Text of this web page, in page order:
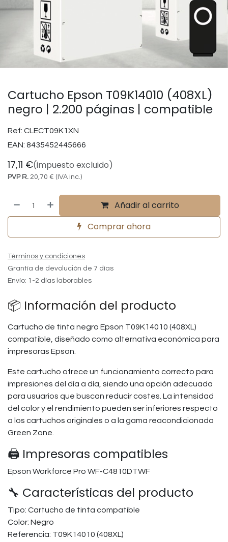
Cartucho Epson T09K14010 (408XL)
negro | 2.200 páginas | compatible
Ref: CLECT09K1XN
EAN: 8435452445666
17,11 €(impuesto excluido)
PVP R. 20,70 € (IVA inc.)
Añadir al carrito
Comprar ahora
Términos y condiciones
Grantía de devolución de 7 días
Envío: 1-2 días laborables
📦 Información del producto
Cartucho de tinta negro Epson T09K14010 (408XL)
compatible, diseñado como alternativa económica para
impresoras Epson.
Este cartucho ofrece un funcionamiento correcto para
impresiones del día a día, siendo una opción adecuada
para usuarios que buscan reducir costes. La intensidad
del color y el rendimiento pueden ser inferiores respecto
a los cartuchos originales o a la gama reacondicionada
Green Zone.
🖨️ Impresoras compatibles
Epson Workforce Pro WF-C4810DTWF
🔧 Características del producto
Tipo: Cartucho de tinta compatible
Color: Negro
Referencia: T09K14010 (408XL)